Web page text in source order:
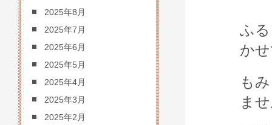
ふ
か
も
ま
2025年8月
2025年7月
2025年6月
2025年5月
2025年4月
2025年3月
2025年2月